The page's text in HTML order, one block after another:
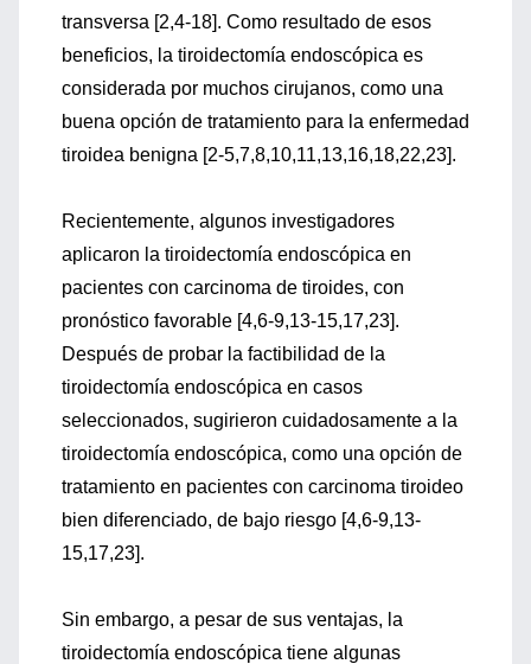
transversa [2,4-18]. Como resultado de esos
beneficios, la tiroidectomía endoscópica es
considerada por muchos cirujanos, como una
buena opción de tratamiento para la enfermedad
tiroidea benigna [2-5,7,8,10,11,13,16,18,22,23].
Recientemente, algunos investigadores
aplicaron la tiroidectomía endoscópica en
pacientes con carcinoma de tiroides, con
pronóstico favorable [4,6-9,13-15,17,23].
Después de probar la factibilidad de la
tiroidectomía endoscópica en casos
seleccionados, sugirieron cuidadosamente a la
tiroidectomía endoscópica, como una opción de
tratamiento en pacientes con carcinoma tiroideo
bien diferenciado, de bajo riesgo [4,6-9,13-
15,17,23].
Sin embargo, a pesar de sus ventajas, la
tiroidectomía endoscópica tiene algunas